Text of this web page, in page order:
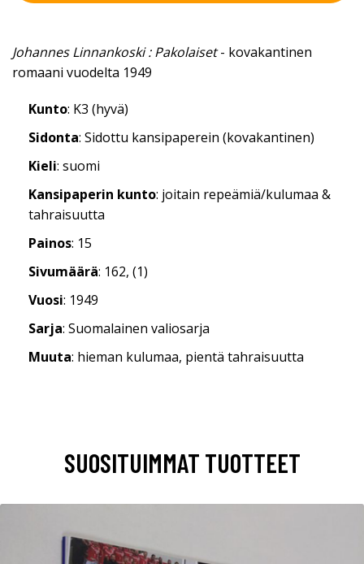
Johannes Linnankoski : Pakolaiset- kovakantinen
romaani vuodelta 1949
Kunto: K3 (hyvä)
Sidonta: Sidottu kansipaperein (kovakantinen)
Kieli: suomi
Kansipaperin kunto: joitain repeämiä/kulumaa &
tahraisuutta
Painos: 15
Sivumäärä: 162, (1)
Vuosi: 1949
Sarja: Suomalainen valiosarja
Muuta: hieman kulumaa, pientä tahraisuutta
SUOSITUIMMAT TUOTTEET